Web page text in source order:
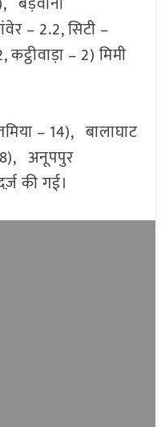
– 2.2, सिटी –
– 2) मिमी
– 14), बालाघाट
अनूपपुर
की गई।